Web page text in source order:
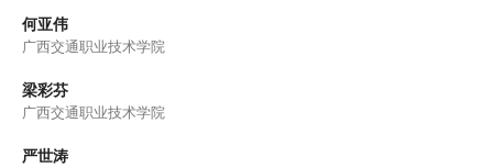
何亚伟
广西交通职业技术学院
梁彩芬
广西交通职业技术学院
严世涛